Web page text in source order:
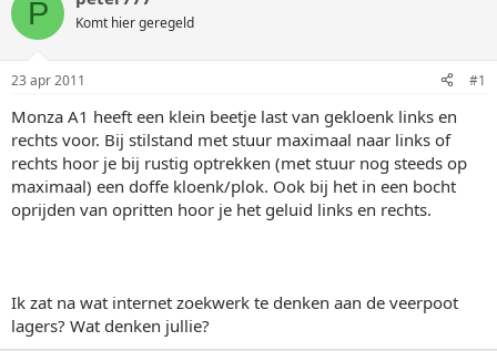
i
c
s
a
t
e
r
r
t
a
m
P Komt hier geregeld
23 apr 2011 #1
Monza A1 heeft een klein beetje last van gekloenk links en
rechts voor. Bij stilstand met stuur maximaal naar links of
rechts hoor je bij rustig optrekken (met stuur nog steeds op
maximaal) een doffe kloenk/plok. Ook bij het in een bocht
oprijden van opritten hoor je het geluid links en rechts.
Ik zat na wat internet zoekwerk te denken aan de veerpoot
lagers? Wat denken jullie?